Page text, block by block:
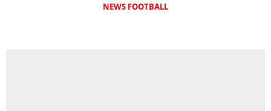
NEWS FOOTBALL